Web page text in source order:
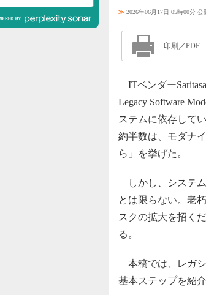
≫ 2026年06月17日 05時00分 公
印刷／PDF
ITベンダーSaritasa
Legacy Software
ステムに依存して
約半数は、モダナ
ら」を挙げた。
しかし、システ
とは限らない。老
スクの拡大を招く
る。
本稿では、レガ
基本ステップを紹介